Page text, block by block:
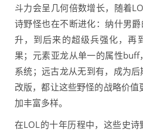
斗力会呈几何倍数增长，随着
诗野怪也在不断进化：纳什男
升，到后来的超级兵强化，再
果；元素亚龙从单一的属性
系统；远古龙从无到有，成为
改版，都让这些野怪的战略价
加丰富多样。
在LOL的十年历程中，这些史